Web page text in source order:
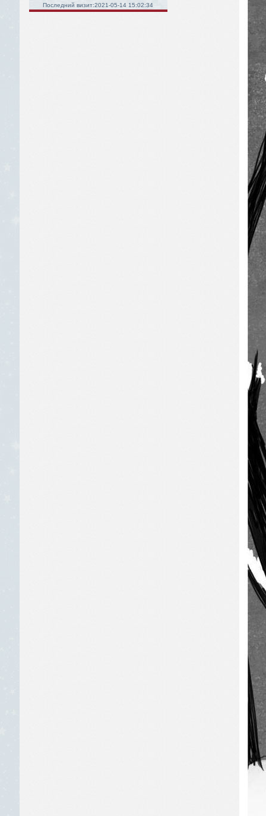
Последний визит:2021-05-14 15:02:34